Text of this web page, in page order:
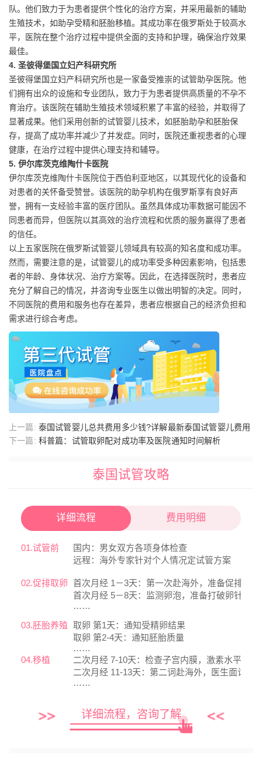
队。他们致力于为患者提供个性化的治疗方案，并采用最新的辅助
生殖技术，如助孕受精和胚胎移植。其成功率在俄罗斯处于较高水
平，医院在整个治疗过程中提供全面的支持和护理，确保治疗效果
最佳。
4. 圣彼得堡国立妇产科研究所
圣彼得堡国立妇产科研究所也是一家备受推崇的试管助孕医院。他
们拥有出众的设施和专业团队，致力于为患者提供高质量的不孕不
育治疗。该医院在辅助生殖技术领域积累了丰富的经验，并取得了
显著成果。他们采用创新的试管婴儿技术，如胚胎助孕和胚胎保
存，提高了成功率并减少了并发症。同时，医院还重视患者的心理
健康，在治疗过程中提供心理支持和辅导。
5. 伊尔库茨克维陶什卡医院
伊尔库茨克维陶什卡医院位于西伯利亚地区，以其现代化的设备和
对患者的关怀备受赞誉。该医院的助孕机构在俄罗斯享有良好声
誉，拥有一支经验丰富的医疗团队。虽然具体成功率数据可能因不
同患者而异，但医院以其高效的治疗流程和优质的服务赢得了患者
的信任。
以上五家医院在俄罗斯试管婴儿领域具有较高的知名度和成功率。
然而，需要注意的是，试管婴儿的成功率受多种因素影响，包括患
者的年龄、身体状况、治疗方案等。因此，在选择医院时，患者应
充分了解自己的情况，并咨询专业医生以做出明智的决定。同时，
不同医院的费用和服务也存在差异，患者应根据自己的经济负担和
需求进行综合考虑。
上一篇: 泰国试管婴儿总共费用多少钱?详解最新泰国试管婴儿费用
下一篇: 科普篇：试管取卵配对成功率及医院通知时间解析
泰国试管攻略
详细流程 费用明细
01.试管前
国内：男女双方各项身体检查
远程：海外专家针对个人情况定试管方案
02.促排取卵 首次月经 1－3天：第一次赴海外，准备促排
首次月经 5－8天：监测卵泡，准备打破卵针
……
03.胚胎养殖 取卵 第1天：通知受精卵结果
取卵 第2-4天：通知胚胎质量
……
04.移植
二次月经 7-10天：检查子宫内膜，激素水平
二次月经 11-13天：第二词赴海外，医生面诊
……
详细流程，咨询了解